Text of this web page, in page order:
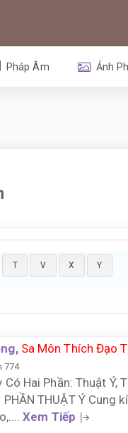
Pháp Âm Ảnh
T V X Y
Sa Môn Thích Đạo
774
Có Hai Phần: Thuật Ý,
THUẬT Ý Cung
Xem Tiếp